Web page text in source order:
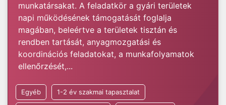
munkatársakat. A feladatkör a gyári területek
napi működésének támogatását foglalja
magában, beleértve a területek tisztán és
rendben tartását, anyagmozgatási és
koordinációs feladatokat, a munkafolyamatok
ellenőrzését,...
Egyéb 1-2 év szakmai tapasztalat